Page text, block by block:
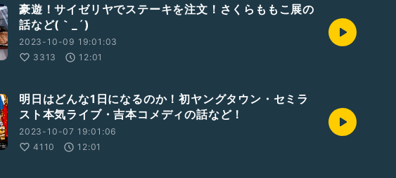
豪遊！サイゼリヤでステーキを注文！さくらももこ展の
話など(｀_´)ゞ
2023-10-09 19:01:03
3313
12:01
明日はどんな1日になるのか！初ヤングタウン・セミラ
スト本気ライブ・吉本コメディの話など！
2023-10-07 19:01:06
4110
12:01